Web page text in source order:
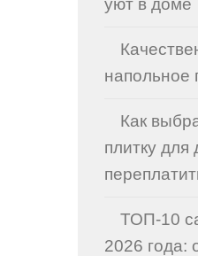
уют в доме
напольное
Как
плитку для
ТОП-10
2026 года: